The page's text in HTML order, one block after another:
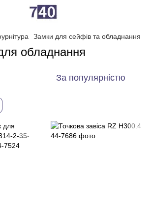
Замки для сейфів та обладнання
обладнання
За популярністю